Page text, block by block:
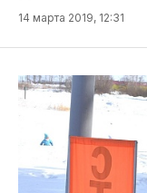
14 марта 2019, 12:31